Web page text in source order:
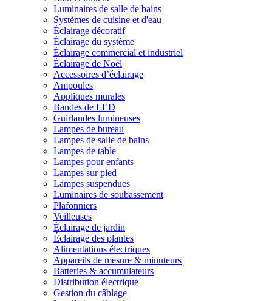
Luminaires de salle de bains
Systèmes de cuisine et d'eau
Éclairage décoratif
Éclairage du système
Éclairage commercial et industriel
Éclairage de Noël
Accessoires d’éclairage
Ampoules
Appliques murales
Bandes de LED
Guirlandes lumineuses
Lampes de bureau
Lampes de salle de bains
Lampes de table
Lampes pour enfants
Lampes sur pied
Lampes suspendues
Luminaires de soubassement
Plafonniers
Veilleuses
Éclairage de jardin
Éclairage des plantes
Alimentations électriques
Appareils de mesure & minuteurs
Batteries & accumulateurs
Distribution électrique
Gestion du câblage